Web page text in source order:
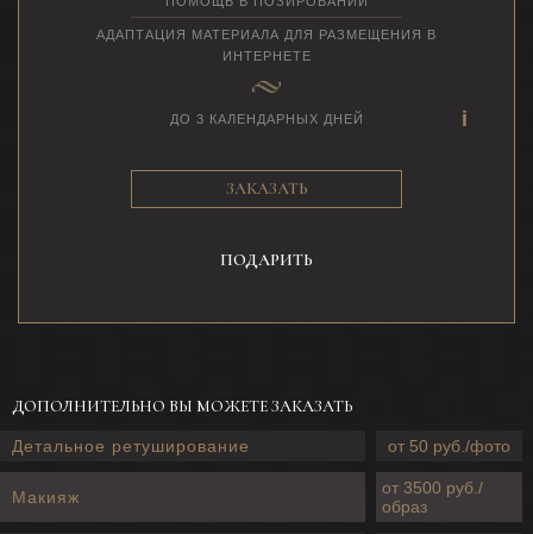
АДАПТАЦИЯ МАТЕРИАЛА ДЛЯ РАЗМЕЩЕНИЯ В
ИНТЕРНЕТЕ
ДО 3 КАЛЕНДАРНЫХ ДНЕЙ
ЗАКАЗАТЬ
ПОДАРИТЬ
ДОПОЛНИТЕЛЬНО ВЫ МОЖЕТЕ ЗАКАЗАТЬ
Детальное ретуширование от 50 руб./фото
Макияж
от 3500 руб./
образ